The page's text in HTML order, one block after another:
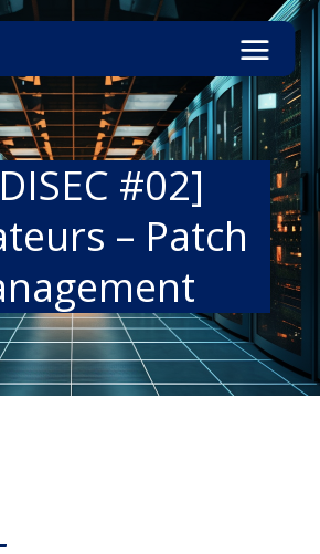
#02]
– Patch